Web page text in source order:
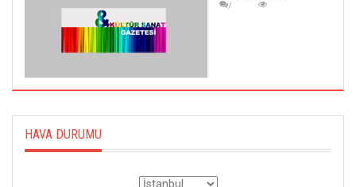
HAVA DURUMU